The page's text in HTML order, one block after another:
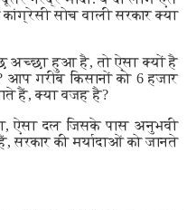
सोच वाली सरकार क्या
अच्छा हुआ है, तो ऐसा क्यों है
गरीब किसानों को 6 हजार
हैं, क्या वजह है?
ऐसा दल जिसके पास अनुभवी
सरकार की मर्यादाओं को जानते